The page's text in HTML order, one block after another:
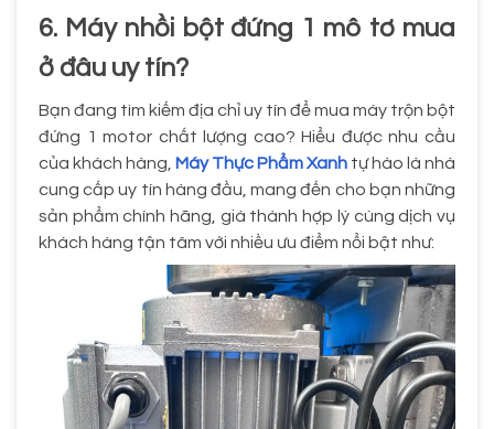
6. Máy nhồi bột đứng 1 mô tơ mua
ở đâu uy tín?
Bạn đang tìm kiếm địa chỉ uy tín để mua máy trộn bột
đứng 1 motor chất lượng cao? Hiểu được nhu cầu
của khách hàng, Máy Thực Phẩm Xanh tự hào là nhà
cung cấp uy tín hàng đầu, mang đến cho bạn những
sản phẩm chính hãng, giá thành hợp lý cùng dịch vụ
khách hàng tận tâm với nhiều ưu điểm nổi bật như: